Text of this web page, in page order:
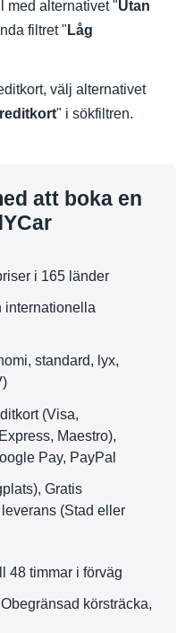
med alternativet "Utan
filtret " Låg
välj alternativet
" i sökfiltren.
att boka en
i 165 länder
internationella
standard, lyx,
(Visa,
Maestro),
Pay, PayPal
Gratis
(Stad eller
48 timmar i förväg
körsträcka,